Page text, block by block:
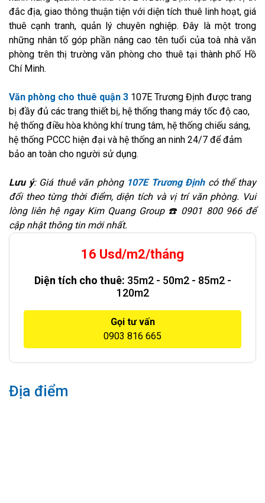
đắc địa, giao thông thuận tiện với diện tích thuê linh hoạt, giá
thuê cạnh tranh, quản lý chuyên nghiệp. Đây là một trong
những nhân tố góp phần nâng cao tên tuổi của toà nhà văn
phòng trên thị trường văn phòng cho thuê tại thành phố Hồ
Chí Minh.
Văn phòng cho thuê quận 3 107E Trương Định được trang
bị đầy đủ các trang thiết bị, hệ thống thang máy tốc độ cao,
hệ thống điều hòa không khí trung tâm, hệ thống chiếu sáng,
hệ thống PCCC hiện đại và hệ thống an ninh 24/7 để đảm
bảo an toàn cho người sử dụng.
Lưu ý: Giá thuê văn phòng 107E Trương Địnhcó thể thay
đổi theo từng thời điểm, diện tích và vị trí văn phòng. Vui
lòng liên hệ ngay Kim Quang Group ☎️ 0901 800 966 để
cập nhật thông tin mới nhất.
16 Usd/m2/tháng
Diện tích cho thuê: 35m2 - 50m2 - 85m2 -
120m2
Gọi tư vấn
0903 816 665
Địa điểm